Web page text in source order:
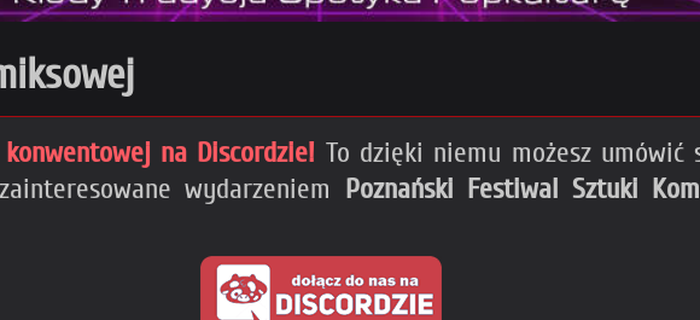
konwentowej na Discordzie! To dzięki niemu możesz
wydarzeniem Poznański Festiwal Sztuki